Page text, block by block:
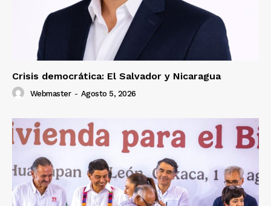
Crisis democrática: El Salvador y Nicaragua
Webmaster - Agosto 5, 2026